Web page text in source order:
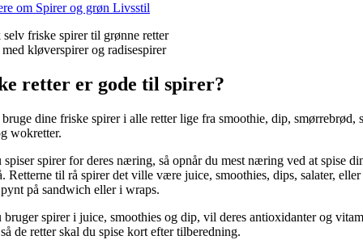
om Spirer og grøn Livsstil
retter er gode til spirer?
dine friske spirer i alle retter lige fra smoothie, dip, smørrebrød,
wokretter.
spirer for deres næring, så opnår du mest næring ved at spise
Retterne til rå spirer det ville være juice, smoothies, dips, salater, eller
på sandwich eller i wraps.
bruger spirer i juice, smoothies og dip, vil deres antioxidanter og
de retter skal du spise kort efter tilberedning.